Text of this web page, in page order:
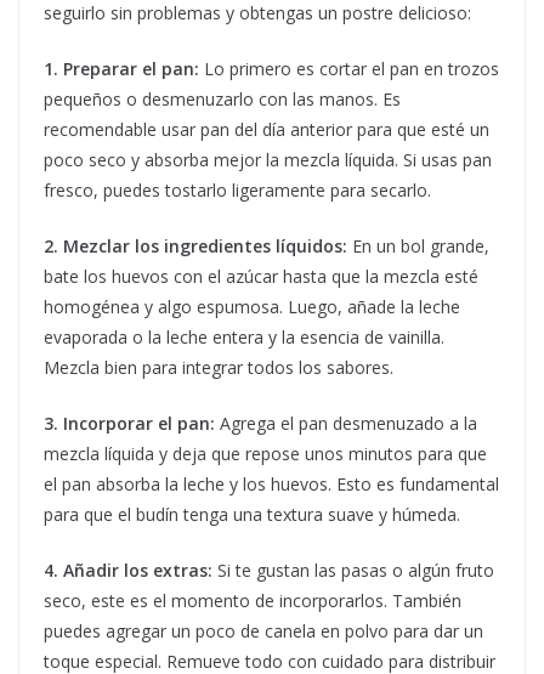
seguirlo sin problemas y obtengas un postre delicioso:
1. Preparar el pan: Lo primero es cortar el pan en trozos
pequeños o desmenuzarlo con las manos. Es
recomendable usar pan del día anterior para que esté un
poco seco y absorba mejor la mezcla líquida. Si usas pan
fresco, puedes tostarlo ligeramente para secarlo.
2. Mezclar los ingredientes líquidos: En un bol grande,
bate los huevos con el azúcar hasta que la mezcla esté
homogénea y algo espumosa. Luego, añade la leche
evaporada o la leche entera y la esencia de vainilla.
Mezcla bien para integrar todos los sabores.
3. Incorporar el pan: Agrega el pan desmenuzado a la
mezcla líquida y deja que repose unos minutos para que
el pan absorba la leche y los huevos. Esto es fundamental
para que el budín tenga una textura suave y húmeda.
4. Añadir los extras: Si te gustan las pasas o algún fruto
seco, este es el momento de incorporarlos. También
puedes agregar un poco de canela en polvo para dar un
toque especial. Remueve todo con cuidado para distribuir